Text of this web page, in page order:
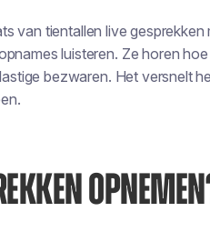
van tientallen live gesprekken
luisteren. Ze horen
bezwaren. Het versnelt